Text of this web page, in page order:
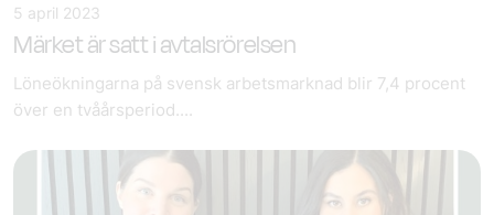
5 april 2023
Märket är satt i avtalsrörelsen
Löneökningarna på svensk arbetsmarknad blir 7,4 procent
över en tvåårsperiod....